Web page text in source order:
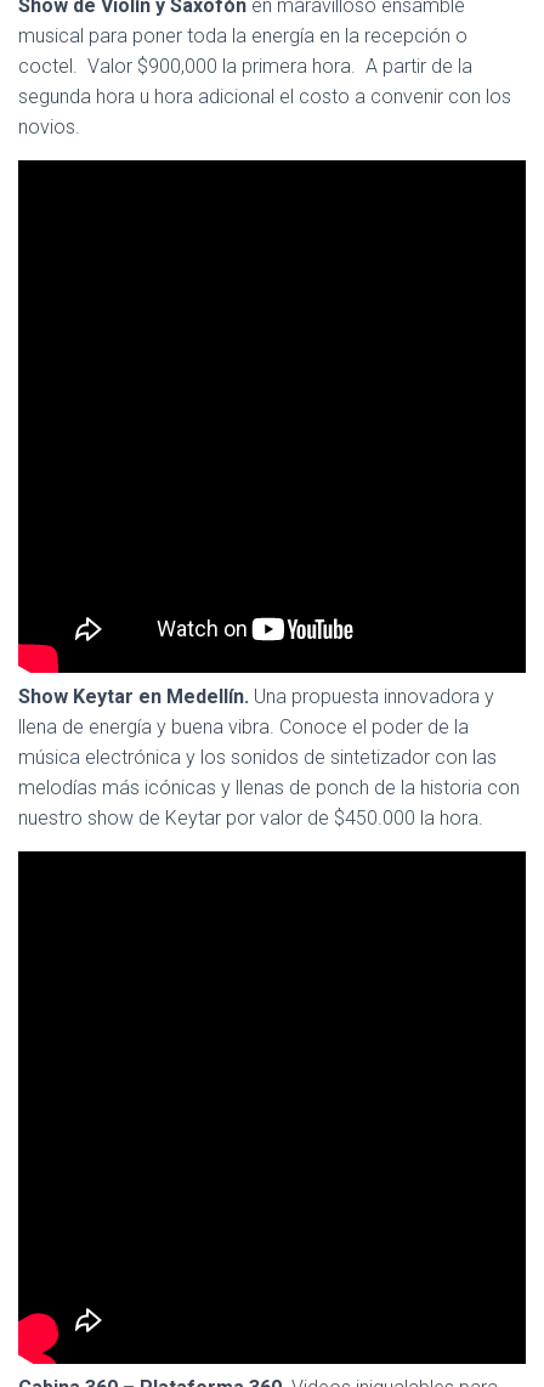
Show de Violín y Saxofón en maravilloso ensamble
musical para poner toda la energía en la recepción o
coctel. Valor $900,000 la primera hora. A partir de la
segunda hora u hora adicional el costo a convenir con los
novios.
Show Keytar en Medellín. Una propuesta innovadora y
llena de energía y buena vibra. Conoce el poder de la
música electrónica y los sonidos de sintetizador con las
melodías más icónicas y llenas de ponch de la historia con
nuestro show de Keytar por valor de $450.000 la hora.